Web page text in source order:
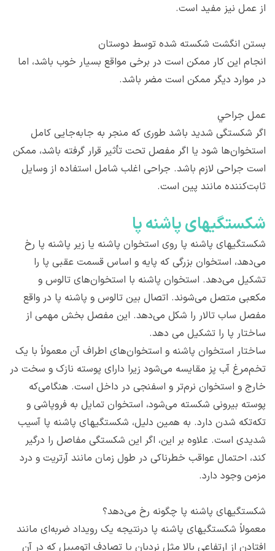
از عمل نیز مفید است.
بستن انگشت شکسته شده توسط دوستان
انجام این کار ممکن است در برخی مواقع بسیار خوب باشد، اما
در موارد دیگر ممکن است مضر باشد.
عمل جراحي
اگر شکستگی شدید باشد طوری که منجر به جابه‌جایی کامل
استخوان‌ها شود یا اگر مفصل تحت تأثیر قرار گرفته باشد، ممکن
است جراحی لازم باشد. جراحی اغلب شامل استفاده از وسایل
ثابت‌کننده مانند پین است.
شکستگی‎های‌ پاشنه پا
شکستگی‎های‌ پاشنه پا روی استخوان پاشنه یا زیر پاشنه پا رخ
می‌دهد، استخوان بزرگی که پایه و اساس قسمت عقبی پا را
تشکیل می‌دهد. استخوان پاشنه با استخوان‌های تالوس و
مکعبی متصل می‌شوند. اتصال بین تالوس و پاشنه پا در واقع
مفصل ساب تالار را شکل می‌دهد. این مفصل بخش مهمی از
ساختار پا را تشکیل می دهد.
ساختار استخوان پاشنه و استخوان‌های اطراف آن معمولاً با یک
تخم‌مرغ آب پز مقایسه می‌شود زیرا دارای پوسته نازک و سخت در
خارج و استخوان نرم‌تر و اسفنجی در داخل است. هنگامی‌که
پوسته بیرونی شکسته می‌شود، استخوان تمایل به فروپاشی و
تکه‌تکه شدن دارد. به همین دلیل، شکستگی‎های‌ پاشنه پا آسیب
شدیدی است. علاوه بر این، اگر این شکستگی مفاصل را درگیر
کند، احتمال عواقب خطرناکی در طول زمان مانند آرتریت و درد
مزمن وجود دارد.
شکستگی‎های‌ پاشنه پا چگونه رخ می‌دهد؟
معمولاً شکستگی‎های‌ پاشنه پا درنتیجه یک رویداد ضربه‌ای مانند
افتادن از ارتفاعی بالا مثل نردبان یا تصادف اتومبیل که در آن